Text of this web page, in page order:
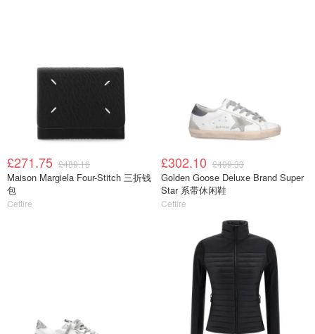
£271.75 £489.16
Maison Margiela Four-Stitch 三折钱
包
Cettire
£302.10 £499.33
Golden Goose Deluxe Brand Super
Star 系带休闲鞋
Cettire